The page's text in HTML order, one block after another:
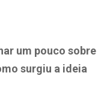
um pouco sobre
surgiu a ideia